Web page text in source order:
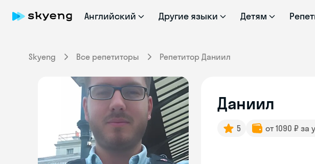
Английский Другие языки Детям
Skyeng Все репетиторы Репетитор Даниил
Даниил
5 от 1090 ₽ за